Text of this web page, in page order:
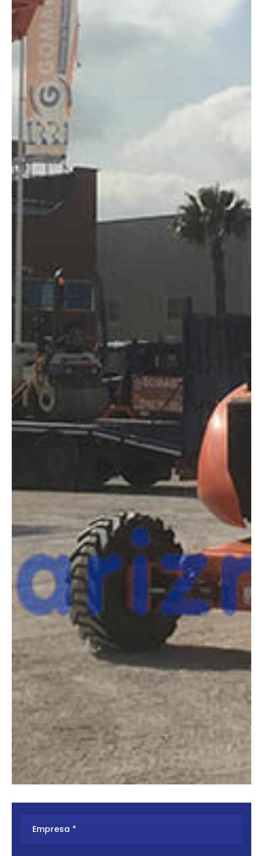
Las Articuladas Diésel son muy útil para trabajos en exterior ya que son
capaces de moverse en casi cualquier terreno y superar pendientes con
un desnivel notable. Capaces de alcanzar alturas de 12m a 43m.
DIMENSIONES
Altura:20 metros
Altura plataforma:
Altura de trabajo:
Alcance lateral:
Altura almacenaje:
Longitud: 8.82 m
Anchura:2.49 m
ESPECIFICACIONES TÉCNICAS
Ver ficha técnica
COMPARADOR
¿Tienes dudas a la hora de elegir la máquina que
necesitas?
Compara esta y otras máquinas desde el siguiente botón o ponte
en contacto con nosotros para un asesoramiento más personal.
Comparar
¿Te interesa
esta máquina?
Rellena este formulario y recibiremos tu solicitud
sobre esta máquina para ponernos en contacto
directo contigo.
Jlg 600AJ